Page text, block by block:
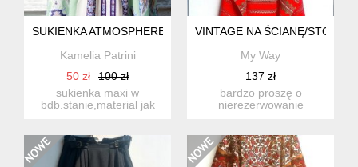
SUKIENKA ATMOSPHERE
Kamelia Patrini
50 zł
100 zł
sukienka maxi w
bdb.stanie,material jak
VINTAGE NA ŚCIANĘ/STÓŁ/
My Way
137 zł
bardzo proszę o
nierezerwowanie